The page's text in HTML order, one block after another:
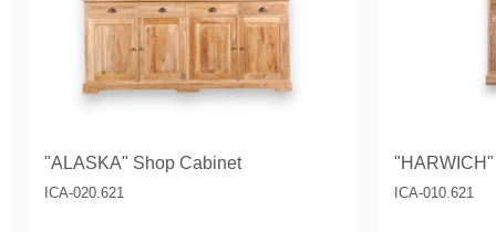
"ALASKA" Shop Cabinet
ICA-020.621 ICA-010.621